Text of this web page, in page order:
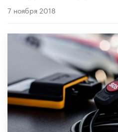
7 ноября 2018